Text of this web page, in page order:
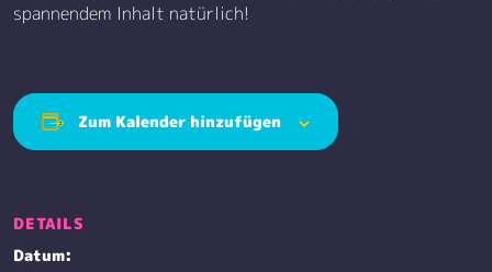
spannendem Inhalt natürlich!
Zum Kalender hinzufügen
DETAILS
Datum: